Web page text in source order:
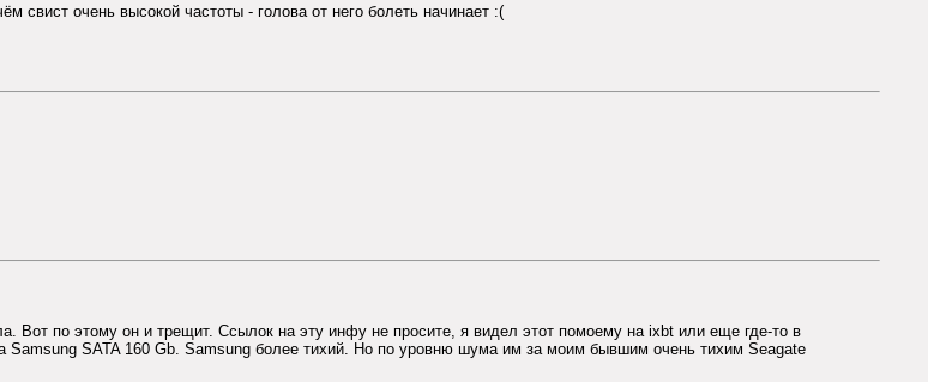
свист очень высокой частоты - голова от него болеть начинает :(
Вот по этому он и трещит. Ссылок на эту инфу не просите, я видел этот помоему на ixbt или еще где-то в
Samsung SATA 160 Gb. Samsung более тихий. Но по уровню шума им за моим бывшим очень тихим Seagate